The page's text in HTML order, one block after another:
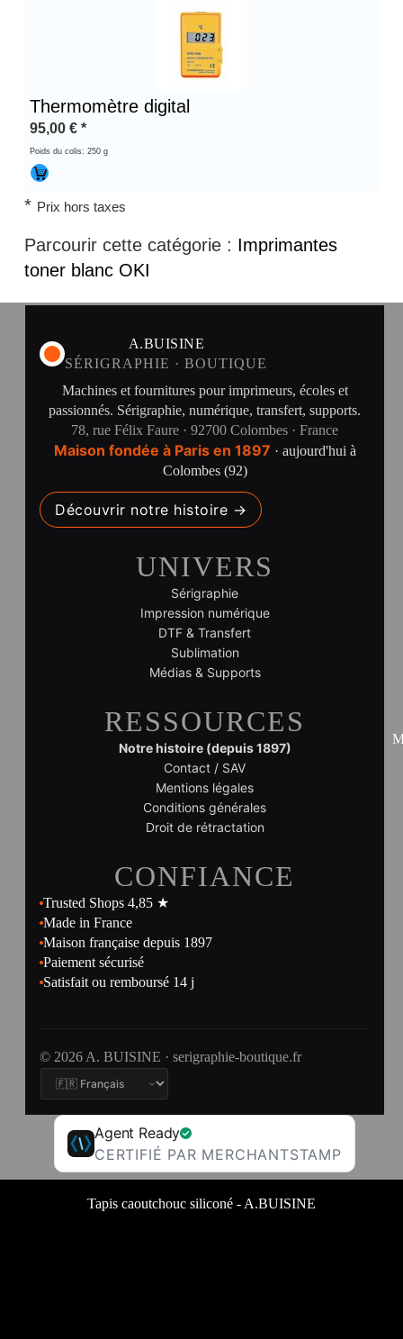
Thermomètre digital
95,00 € *
Poids du colis: 250 g
* Prix hors taxes
Parcourir cette catégorie : Imprimantes
toner blanc OKI
A.BUISINE
SÉRIGRAPHIE · BOUTIQUE
Machines et fournitures pour imprimeurs, écoles et
passionnés. Sérigraphie, numérique, transfert, supports.
78, rue Félix Faure · 92700 Colombes · France
Maison fondée à Paris en 1897 · aujourd'hui à
Colombes (92)
Découvrir notre histoire →
UNIVERS
Sérigraphie
Impression numérique
DTF & Transfert
Sublimation
Médias & Supports
RESSOURCES
Notre histoire (depuis 1897)
Contact / SAV
Mentions légales
Conditions générales
Droit de rétractation
CONFIANCE
Trusted Shops 4,85 ★
Made in France
Maison française depuis 1897
Paiement sécurisé
Satisfait ou remboursé 14 j
© 2026 A. BUISINE · serigraphie-boutique.fr
Agent Ready
CERTIFIÉ PAR MERCHANTSTAMP
Tapis caoutchouc siliconé - A.BUISINE